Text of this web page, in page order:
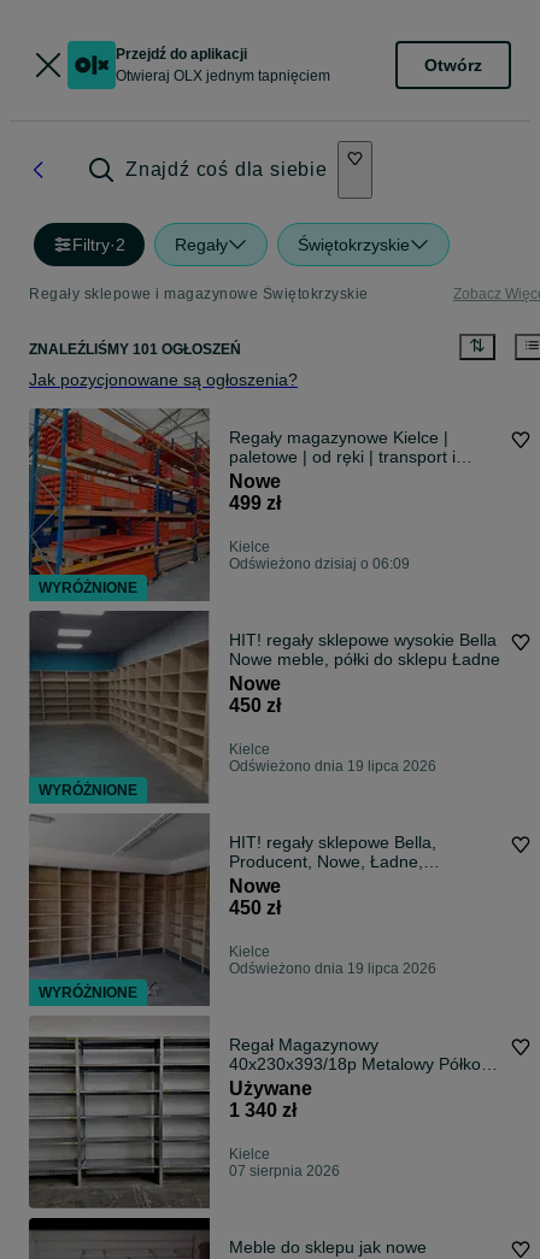
Przejdź do aplikacji
Otwieraj OLX jednym tapnięciem
Otwórz
Znajdź coś dla siebie
Filtry·2 Regały Świętokrzyskie
Regały sklepowe i magazynowe Świętokrzyskie Zobacz
ZNALEŹLIŚMY 101 OGŁOSZEŃ
Jak pozycjonowane są ogłoszenia?
Regały magazynowe Kielce |
paletowe | od ręki | transport i
montaż
Nowe
499 zł
Kielce
Odświeżono dzisiaj o 06:09
HIT! regały sklepowe wysokie Bella
Nowe meble, półki do sklepu Ładne
Nowe
450 zł
Kielce
Odświeżono dnia 19 lipca 2026
HIT! regały sklepowe Bella,
Producent, Nowe, Ładne,
regulowane półki!
Nowe
450 zł
Kielce
Odświeżono dnia 19 lipca 2026
Regał Magazynowy
40x230x393/18p Metalowy Półkowy
Ocynk Garaż Warsztat
Używane
1 340 zł
Kielce
07 sierpnia 2026
Meble do sklepu jak nowe
WYRÓŻNIONE
WYRÓŻNIONE
WYRÓŻNIONE